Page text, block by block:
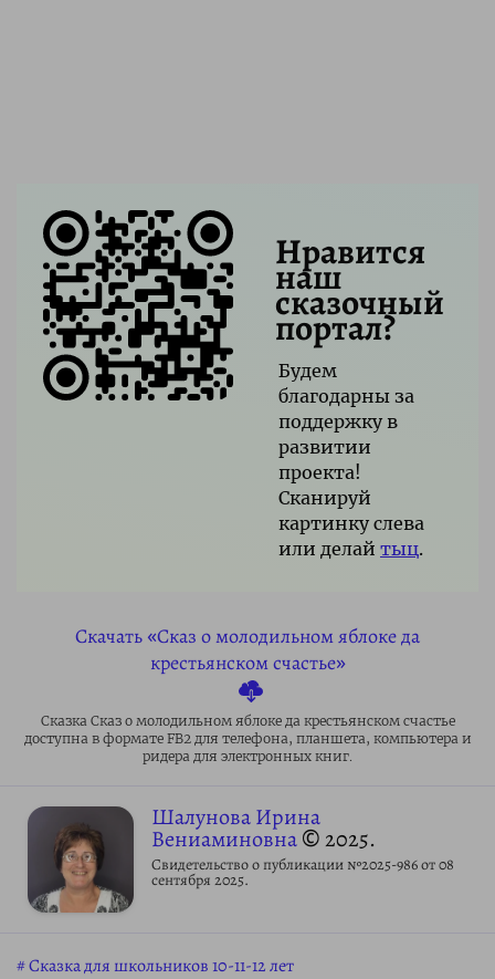
Нравится
наш
сказочный
портал?
Будем
благодарны за
поддержку в
развитии
проекта!
Сканируй
картинку слева
или делай тыц.
Скачать «Сказ о молодильном яблоке да
крестьянском счастье»
Сказка Сказ о молодильном яблоке да крестьянском счастье
доступна в формате FB2 для телефона, планшета, компьютера и
ридера для электронных книг.
Шалунова Ирина
Вениаминовна© 2025.
Свидетельство о публикации №2025-986 от 08
сентября 2025.
Сказка для школьников 10-11-12 лет